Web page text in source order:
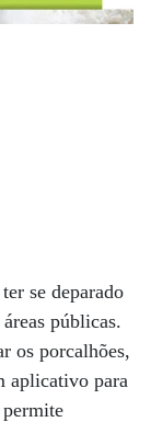
se deparado
públicas.
os porcalhões,
aplicativo para